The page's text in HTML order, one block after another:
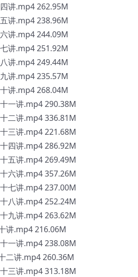
讲.mp4 262.95M
讲.mp4 238.96M
讲.mp4 244.09M
讲.mp4 251.92M
讲.mp4 249.44M
讲.mp4 235.57M
讲.mp4 268.04M
一讲.mp4 290.38M
二讲.mp4 336.81M
三讲.mp4 221.68M
四讲.mp4 286.92M
五讲.mp4 269.49M
六讲.mp4 357.26M
七讲.mp4 237.00M
八讲.mp4 252.24M
九讲.mp4 263.62M
讲.mp4 216.06M
一讲.mp4 238.08M
二讲.mp4 260.36M
三讲.mp4 313.18M